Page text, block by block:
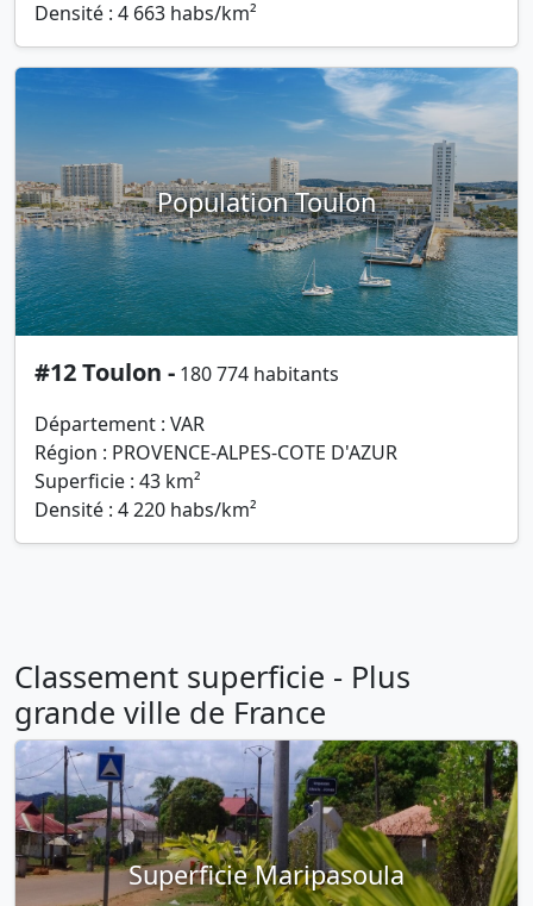
Densité : 4 663 habs/km²
Population Toulon
#12 Toulon - 180 774 habitants
Département : VAR
Région : PROVENCE-ALPES-COTE D'AZUR
Superficie : 43 km²
Densité : 4 220 habs/km²
Classement superficie - Plus
grande ville de France
Superficie Maripasoula